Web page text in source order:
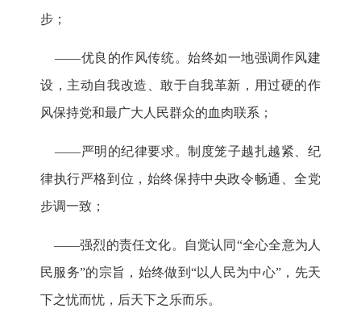
步；
——优良的作风传统。始终如一地强调作风建
设，主动自我改造、敢于自我革新，用过硬的作
风保持党和最广大人民群众的血肉联系；
——严明的纪律要求。制度笼子越扎越紧、纪
律执行严格到位，始终保持中央政令畅通、全党
步调一致；
——强烈的责任文化。自觉认同“全心全意为人
民服务”的宗旨，始终做到“以人民为中心”，先天
下之忧而忧，后天下之乐而乐。